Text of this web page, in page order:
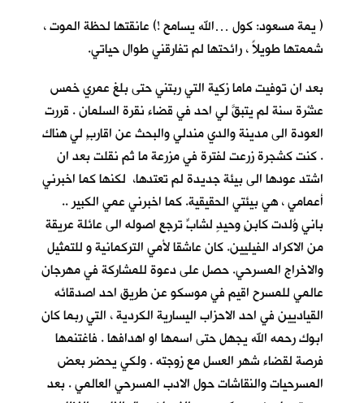
( يمة مسعود: كول …الله يسامح !) عانقتها لحظة الموت ،
شممتها طويلاً ، رائحتها لم تفارقني طوال حياتي.
بعد ان توفيت ماما زكية التي ربتني حتى بلغ عمري خمس
عشْرة سنة لم يتبقَّ لي احد في قضاء نقرة السلمان . قررت
العودة الى مدينة والدي مندلي والبحث عن اقاربٍ لي هناك
. كنت كشجرة زرعت لفترة في مزرعة ما ثم نقلت بعد ان
اشتد عودها الى بيئة جديدة لم تعتدها، لكنها كما اخبرني
أعمامي ، هي بيئتي الحقيقية. كما اخبرني عمي الكبير ..
باني وُلدت كابنٍ وحيدٍ لشابٍّ ترجع اصوله الى عائلة عريقة
من الاكراد الفيليين. كان عاشقا لأمي التركمانية و للتمثيل
والاخراج المسرحي. حصل على دعوة للمشاركة في مهرجان
عالمي للمسرح اقيم في موسكو عن طريق احد اصدقائه
القياديين في احد الاحزاب اليسارية الكردية ، التي ربما كان
ابوك رحمه الله يجهل حتى اسمها او اهدافها . فاغتنمها
فرصة لقضاء شهر العسل مع زوجته . ولكي يحضر بعض
المسرحيات والنقاشات حول الادب المسرحي العالمي . بعد